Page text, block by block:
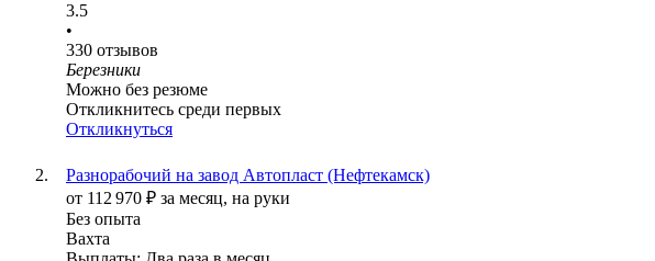
3.5
•
330 отзывов
Березники
Можно без резюме
Откликнитесь среди первых
Откликнуться
Разнорабочий на завод Автопласт (Нефтекамск)
от 112 970 ₽ за месяц, на руки
Без опыта
Вахта